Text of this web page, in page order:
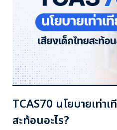
TCAS70 นโยบายเท่า
สะท้อนอะไร?